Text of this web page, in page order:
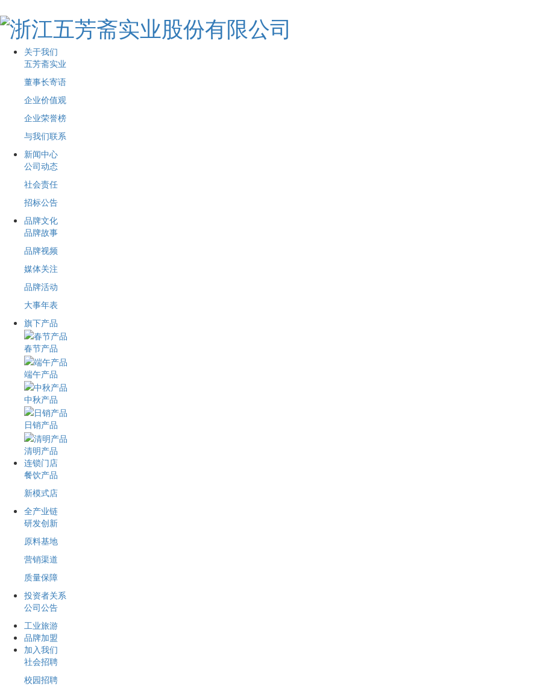
关于我们
五芳斋实业
董事长寄语
企业价值观
企业荣誉榜
与我们联系
新闻中心
公司动态
社会责任
招标公告
品牌文化
品牌故事
品牌视频
媒体关注
品牌活动
大事年表
旗下产品
春节产品
端午产品
中秋产品
日销产品
清明产品
连锁门店
餐饮产品
新模式店
全产业链
研发创新
原料基地
营销渠道
质量保障
投资者关系
公司公告
工业旅游
品牌加盟
加入我们
社会招聘
校园招聘